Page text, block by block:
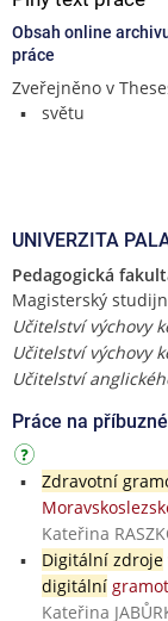
Obsah online
práce
Zveřejněno v
světu
UNIVERZITA
Pedagogická
Magisterský
Učitelství výchovy
Učitelství výchovy
Učitelství
Práce na
Zdravotní
Kateřina
Digitální zdroje
digitální
Kateřina